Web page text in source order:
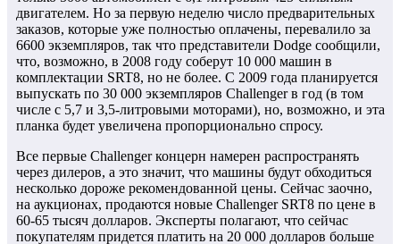
двигателем. Но за первую неделю число предварительных
заказов, которые уже полностью оплачены, перевалило за
6600 экземпляров, так что представители Dodge сообщили,
что, возможно, в 2008 году соберут 10 000 машин в
комплектации SRT8, но не более. С 2009 года планируется
выпускать по 30 000 экземпляров Challenger в год (в том
числе с 5,7 и 3,5-литровыми моторами), но, возможно, и эта
планка будет увеличена пропорционально спросу.
Все первые Challenger концерн намерен распространять
через дилеров, а это значит, что машины будут обходиться
несколько дороже рекомендованной цены. Сейчас заочно,
на аукционах, продаются новые Challenger SRT8 по цене в
60-65 тысяч долларов. Эксперты полагают, что сейчас
покупателям придется платить на 20 000 долларов больше